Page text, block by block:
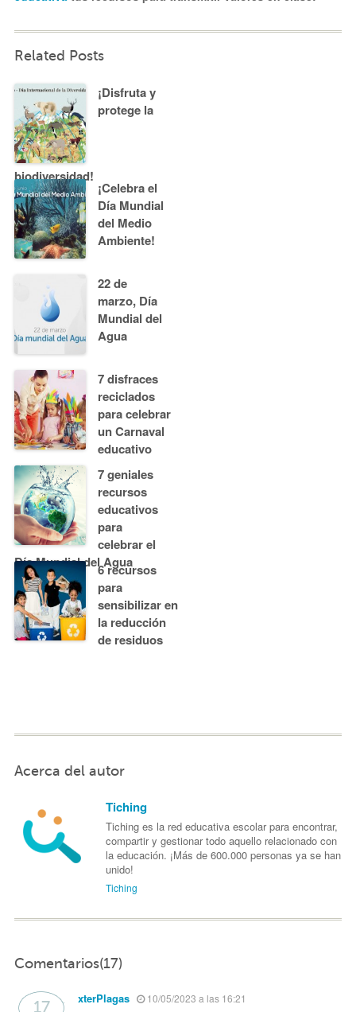
Related Posts
¡Disfruta y
protege la
biodiversidad!
¡Celebra el
Día Mundial
del Medio
Ambiente!
22 de
marzo, Día
Mundial del
Agua
7 disfraces
reciclados
para celebrar
un Carnaval
educativo
7 geniales
recursos
educativos
para
celebrar el
Día Mundial del Agua
6 recursos
para
sensibilizar en
la reducción
de residuos
Acerca del autor
Tiching
Tiching es la red educativa escolar para encontrar,
compartir y gestionar todo aquello relacionado con
la educación. ¡Más de 600.000 personas ya se han
unido!
Tiching
Comentarios(17)
xterPlagas 10/05/2023 a las 16:21